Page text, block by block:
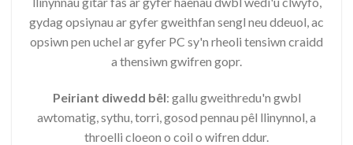
gydag opsiynau ar gyfer gweithfan sengl neu ddeuol, ac
opsiwn pen uchel ar gyfer PC sy'n rheoli tensiwn craidd
a thensiwn gwifren gopr.
Peiriant diwedd bêl: gallu gweithredu'n gwbl
awtomatig, sythu, torri, gosod pennau pêl llinynnol, a
throelli cloeon o coil o wifren ddur.